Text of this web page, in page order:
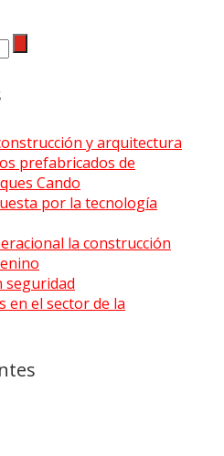
y arquitectura
prefabricados de
Cando
por la tecnología
la construcción
seguridad
en el sector de la